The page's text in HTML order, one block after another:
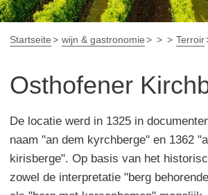
Startseite wijn & gastronomie Terroir
Osthofener
De locatie werd in 1325 in
naam "an dem kyrchberge" en 1362
kirisberge". Op basis van het
zowel de interpretatie "berg